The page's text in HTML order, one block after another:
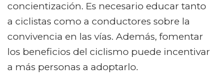
concientización. Es necesario educar tanto
a ciclistas como a conductores sobre la
convivencia en las vías. Además, fomentar
los beneficios del ciclismo puede incentivar
a más personas a adoptarlo.